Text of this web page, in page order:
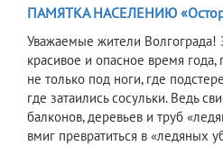
ПАМЯТКА НАСЕЛЕНИЮ
Уважаемые жители
красивое и опасное время
не только под ноги, где
где затаились сосульки. Ведь
балконов, деревьев и труб
вмиг превратиться в «ледяных